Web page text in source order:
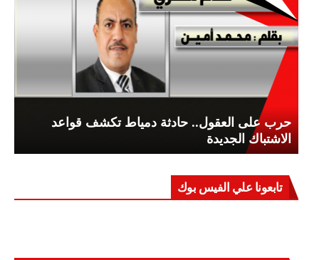
حرب على العقول.. حادثة دمياط تكشف قواعد
الاشتباك الجديدة
تابعونا علي الفيس بوك